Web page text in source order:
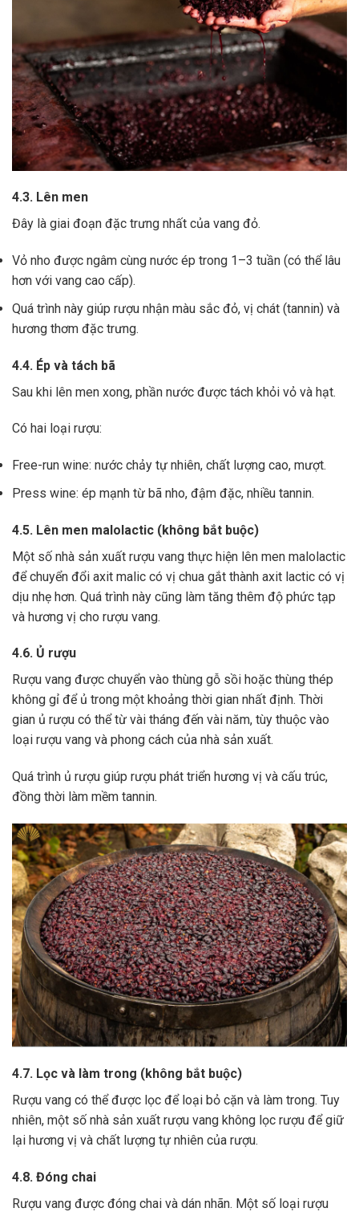
4.3. Lên men
Đây là giai đoạn đặc trưng nhất của vang đỏ.
Vỏ nho được ngâm cùng nước ép trong 1–3 tuần (có thể lâu
hơn với vang cao cấp).
Quá trình này giúp rượu nhận màu sắc đỏ, vị chát (tannin) và
hương thơm đặc trưng.
4.4. Ép và tách bã
Sau khi lên men xong, phần nước được tách khỏi vỏ và hạt.
Có hai loại rượu:
Free-run wine: nước chảy tự nhiên, chất lượng cao, mượt.
Press wine: ép mạnh từ bã nho, đậm đặc, nhiều tannin.
4.5. Lên men malolactic (không bắt buộc)
Một số nhà sản xuất rượu vang thực hiện lên men malolactic
để chuyển đổi axit malic có vị chua gắt thành axit lactic có vị
dịu nhẹ hơn. Quá trình này cũng làm tăng thêm độ phức tạp
và hương vị cho rượu vang.
4.6. Ủ rượu
Rượu vang được chuyển vào thùng gỗ sồi hoặc thùng thép
không gỉ để ủ trong một khoảng thời gian nhất định. Thời
gian ủ rượu có thể từ vài tháng đến vài năm, tùy thuộc vào
loại rượu vang và phong cách của nhà sản xuất.
Quá trình ủ rượu giúp rượu phát triển hương vị và cấu trúc,
đồng thời làm mềm tannin.
4.7. Lọc và làm trong (không bắt buộc)
Rượu vang có thể được lọc để loại bỏ cặn và làm trong. Tuy
nhiên, một số nhà sản xuất rượu vang không lọc rượu để giữ
lại hương vị và chất lượng tự nhiên của rượu.
4.8. Đóng chai
Rượu vang được đóng chai và dán nhãn. Một số loại rượu